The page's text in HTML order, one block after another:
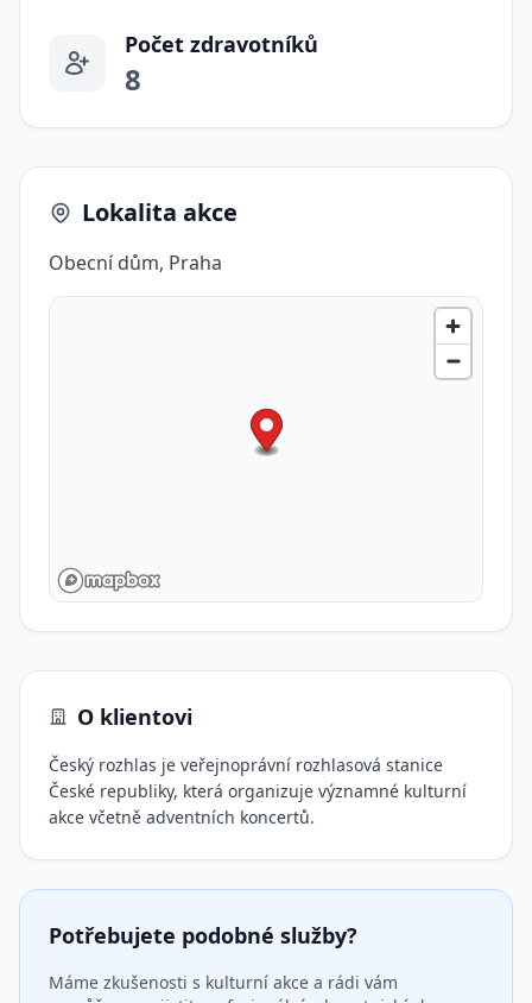
Počet zdravotníků
8
Lokalita akce
Obecní dům, Praha
O klientovi
Český rozhlas je veřejnoprávní rozhlasová stanice
České republiky, která organizuje významné kulturní
akce včetně adventních koncertů.
Potřebujete podobné služby?
Máme zkušenosti s kulturní akce a rádi vám